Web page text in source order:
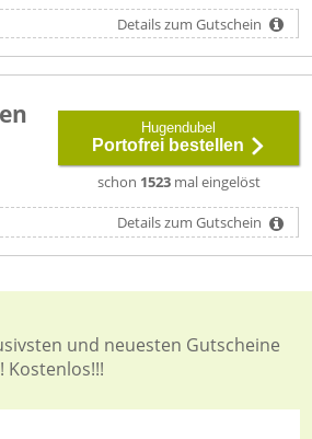
Details zum Gutschein
Hugendubel
Portofrei bestellen
schon 1523mal eingelöst
Details zum Gutschein
und neuesten Gutscheine